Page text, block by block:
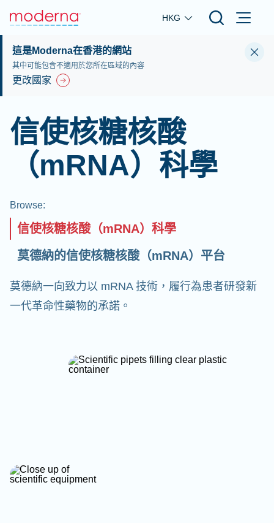
Skip to main content
HKG
這是Moderna在香港的網站
其中可能包含不適用於您所在區域的內容
更改國家
信使核糖核酸
（mRNA）科學
Browse:
信使核糖核酸（mRNA）科學
莫德納的信使核糖核酸（mRNA）平台
莫德納一向致力以 mRNA 技術，履行為患者研發新
一代革命性藥物的承諾。